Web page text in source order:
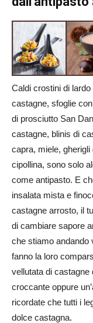
Caldi crostini di
castagne, sfoglie
di prosciutto San
castagne, blinis di
capra, miele,
cipollina, sono solo
come antipasto. E
insalata mista e
castagne arrosto, il
di cambiare sapore
che stiamo andando
fanno la loro
vellutata di
croccante oppure
ricordate che tutti i
dolce castagna.